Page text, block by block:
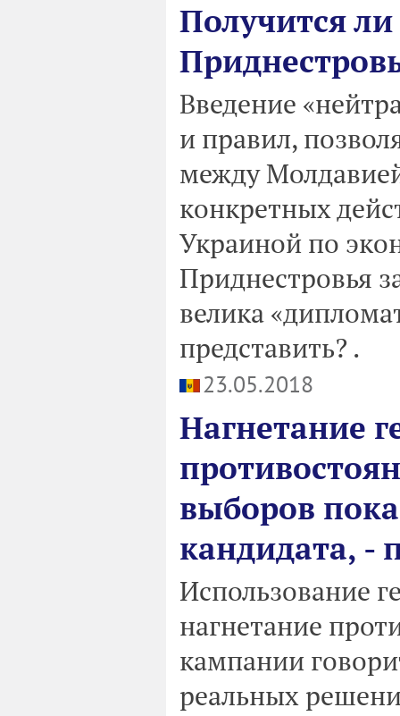
Получится
Введение
и правил,
между
конкретных
Украиной по
Приднестровья
велика
представить? .
23.05.2018
Нагнетание
выборов
кандидата, -
Использование
нагнетание
кампании
реальных